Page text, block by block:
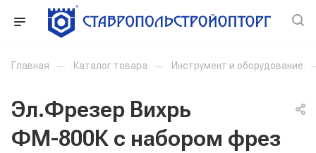
Главная — Каталог товара — Инструмент и оборудование
Эл.Фрезер Вихрь
ФМ-800К с набором фрез